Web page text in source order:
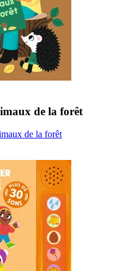
de la forêt
de la forêt